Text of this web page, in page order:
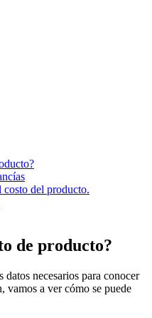
del producto.
de producto?
necesarios para conocer
vamos a ver cómo se puede